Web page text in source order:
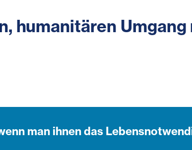
humanitären
man ihnen das